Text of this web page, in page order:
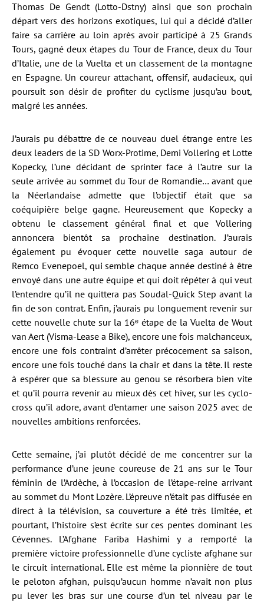
Thomas De Gendt (Lotto-Dstny) ainsi que son prochain
départ vers des horizons exotiques, lui qui a décidé d’aller
faire sa carrière au loin après avoir participé à 25 Grands
Tours, gagné deux étapes du Tour de France, deux du Tour
d’Italie, une de la Vuelta et un classement de la montagne
en Espagne. Un coureur attachant, offensif, audacieux, qui
poursuit son désir de profiter du cyclisme jusqu’au bout,
malgré les années.
J’aurais pu débattre de ce nouveau duel étrange entre les
deux leaders de la SD Worx-Protime, Demi Vollering et Lotte
Kopecky, l’une décidant de sprinter face à l’autre sur la
seule arrivée au sommet du Tour de Romandie… avant que
la Néerlandaise admette que l’objectif était que sa
coéquipière belge gagne. Heureusement que Kopecky a
obtenu le classement général final et que Vollering
annoncera bientôt sa prochaine destination. J’aurais
également pu évoquer cette nouvelle saga autour de
Remco Evenepoel, qui semble chaque année destiné à être
envoyé dans une autre équipe et qui doit répéter à qui veut
l’entendre qu’il ne quittera pas Soudal-Quick Step avant la
fin de son contrat. Enfin, j’aurais pu longuement revenir sur
cette nouvelle chute sur la 16ᵉ étape de la Vuelta de Wout
van Aert (Visma-Lease a Bike), encore une fois malchanceux,
encore une fois contraint d’arrêter précocement sa saison,
encore une fois touché dans la chair et dans la tête. Il reste
à espérer que sa blessure au genou se résorbera bien vite
et qu’il pourra revenir au mieux dès cet hiver, sur les cyclo-
cross qu’il adore, avant d’entamer une saison 2025 avec de
nouvelles ambitions renforcées.
Cette semaine, j’ai plutôt décidé de me concentrer sur la
performance d’une jeune coureuse de 21 ans sur le Tour
féminin de l’Ardèche, à l’occasion de l’étape-reine arrivant
au sommet du Mont Lozère. L’épreuve n’était pas diffusée en
direct à la télévision, sa couverture a été très limitée, et
pourtant, l’histoire s’est écrite sur ces pentes dominant les
Cévennes. L’Afghane Fariba Hashimi y a remporté la
première victoire professionnelle d’une cycliste afghane sur
le circuit international. Elle est même la pionnière de tout
le peloton afghan, puisqu’aucun homme n’avait non plus
pu lever les bras sur une course d’un tel niveau par le